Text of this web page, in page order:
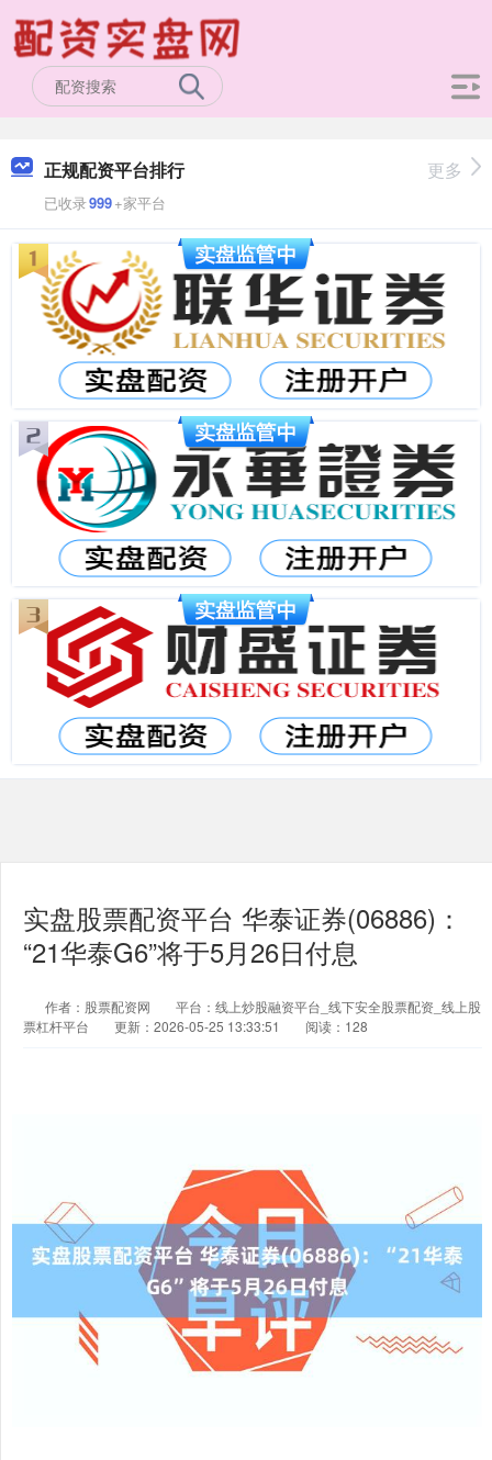
正规配资平台排行
已收录999+家平台
更多
实盘股票配资平台 华泰证券(06886)：
“21华泰G6”将于5月26日付息
作者：股票配资网
平台：线上炒股融资平台_线下安全股票配资_线上股
票杠杆平台
更新：2026-05-25 13:33:51 阅读：128